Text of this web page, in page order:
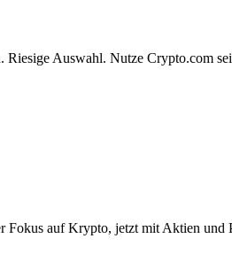
Riesige Auswahl. Nutze Crypto.com
Fokus auf Krypto, jetzt mit Aktien